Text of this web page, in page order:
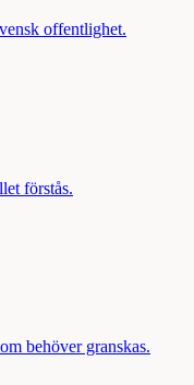
offentlighet.
förstås.
behöver granskas.